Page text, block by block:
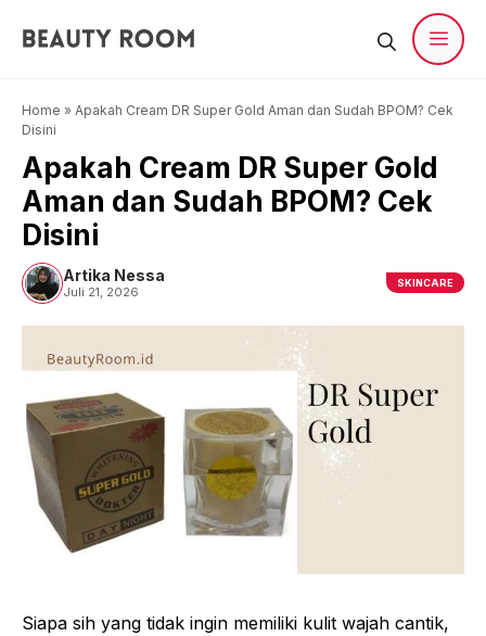
Home » Apakah Cream DR Super Gold Aman dan Sudah BPOM? Cek
Disini
Apakah Cream DR Super Gold
Aman dan Sudah BPOM? Cek
Disini
Artika Nessa
Juli 21, 2026
SKINCARE
Siapa sih yang tidak ingin memiliki kulit wajah cantik,